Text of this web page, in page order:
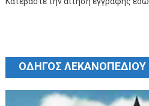
ΟΔΗΓΟΣ ΛΕΚΑΝΟΠΕΔΙΟΥ